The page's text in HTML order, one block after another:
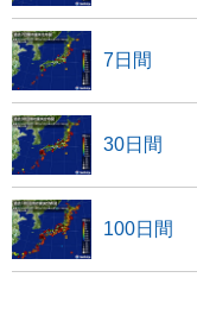
7日間
30日間
100日間